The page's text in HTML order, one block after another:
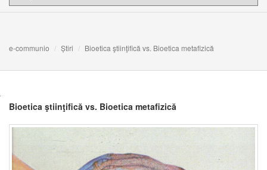
e-communio Știri Bioetica ştiinţifică vs. Bioetica metafizică
Bioetica ştiinţifică vs. Bioetica metafizică